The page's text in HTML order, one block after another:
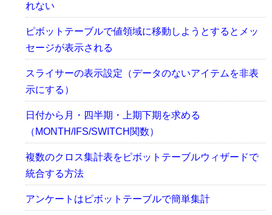
れない
ピボットテーブルで値領域に移動しようとするとメッ
セージが表示される
スライサーの表示設定（データのないアイテムを非表
示にする）
日付から月・四半期・上期下期を求める
（MONTH/IFS/SWITCH関数）
複数のクロス集計表をピボットテーブルウィザードで
統合する方法
アンケートはピボットテーブルで簡単集計